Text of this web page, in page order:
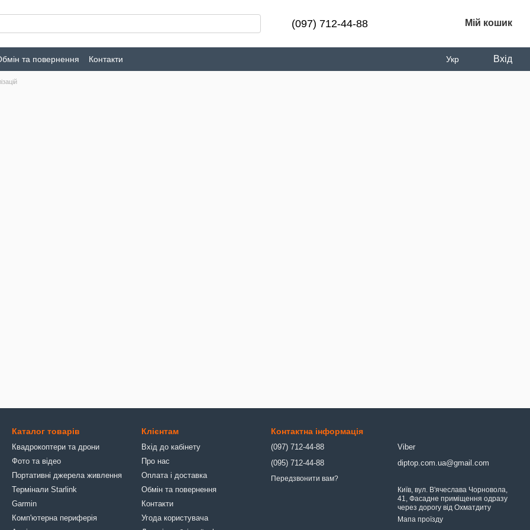
(097) 712-44-88 Мій кошик
та повернення Контакти Укр Вхід
Каталог товарів
Квадрокоптери та дрони
Фото та відео
Портативні джерела живлення
Термінали Starlink
Garmin
Комп'ютерна периферія
Клієнтам
Вхід до кабінету
Про нас
Оплата і доставка
Обмін та повернення
Контакти
Угода користувача
Контактна інформація
(097) 712-44-88
(095) 712-44-88
Передзвонити вам?
Viber
diptop.com.ua@gmail.com
Київ, вул. В'ячеслава Чорновола,
41, Фасадне приміщення одразу
через дорогу від Охматдиту
Мапа проїзду